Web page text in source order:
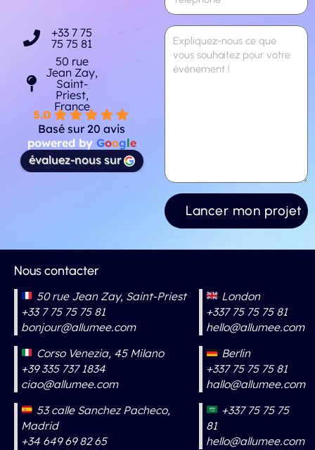
+33 7 75
75 75 81
50 rue
Jean Zay,
Saint-
Priest,
France
5.0
Basé sur 20 avis
powered by Google
évaluez-nous sur
Nous contacter
50 rue Jean Zay, Saint-Priest
+33 7 75 75 75 81
bonjour@allumee.com
Corso Venezia, 45 Milano
+39 335 737 1834
ciao@allumee.com
53 calle Sanchez Pacheco,
Madrid
+34 649 69 82 65
London
+337 75 75 75 81
hello@allumee.com
Berlin
+337 75 75 75 81
hallo@allumee.com
+337 75 75 75
81
hello@allumee.com